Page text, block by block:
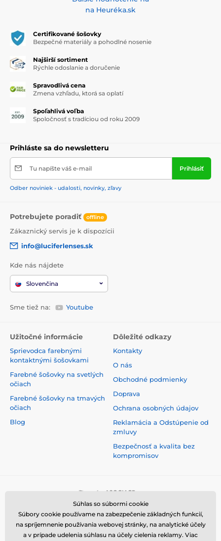
na Heuréka.sk
Certifikované šošovky
Bezpečné materiály a pohodlné nosenie
Najširší sortiment
Rýchle odoslanie a doručenie
Spravodlivá cena
Zmena vzhľadu, ktorá sa oplatí
Spoľahlivá voľba
Spoločnosť s tradíciou od roku 2009
Prihláste sa do newsletteru
Tu napíšte váš e-mail Prihlásiť
Odber noviniek - udalosti, novinky, zľavy
Potrebujete poradiť offline
Zákaznický servis je k dispozícii
info@luciferlenses.sk
Kde nás nájdete
Slovenčina
Sme tiež na: Youtube
Užitočné informácie
Sprievodca farebnými
kontaktnými šošovkami
Farebné šošovky na svetlých
očiach
Farebné šošovky na tmavých
očiach
Blog
Dôležité odkazy
Kontakty
O nás
Obchodné podmienky
Doprava
Ochrana osobných údajov
Reklamácia a Odstúpenie od
zmluvy
Bezpečnosť a kvalita bez
kompromisov
Súhlas so súbormi cookie
Súbory cookie používame na zabezpečenie základných funkcií,
na spríjemnenie používania webovej stránky, na analytické účely
a v prípade udelenia súhlasu na účely cielenia reklamy. Viac